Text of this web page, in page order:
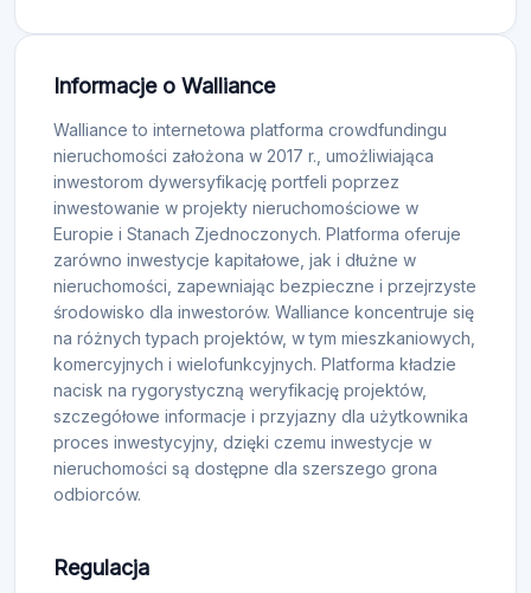
Informacje o Walliance
Walliance to internetowa platforma crowdfundingu
nieruchomości założona w 2017 r., umożliwiająca
inwestorom dywersyfikację portfeli poprzez
inwestowanie w projekty nieruchomościowe w
Europie i Stanach Zjednoczonych. Platforma oferuje
zarówno inwestycje kapitałowe, jak i dłużne w
nieruchomości, zapewniając bezpieczne i przejrzyste
środowisko dla inwestorów. Walliance koncentruje się
na różnych typach projektów, w tym mieszkaniowych,
komercyjnych i wielofunkcyjnych. Platforma kładzie
nacisk na rygorystyczną weryfikację projektów,
szczegółowe informacje i przyjazny dla użytkownika
proces inwestycyjny, dzięki czemu inwestycje w
nieruchomości są dostępne dla szerszego grona
odbiorców.
Regulacja